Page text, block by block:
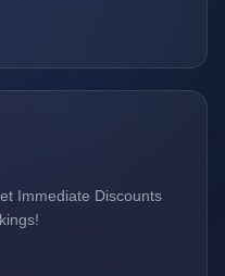
Immediate Discounts